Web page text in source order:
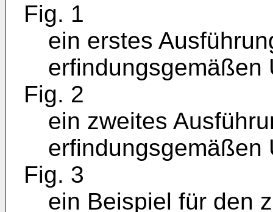
Fig. 1
ein erstes
erfindungsgemäßen
Fig. 2
ein zweites
erfindungsgemäßen
Fig. 3
ein Beispiel für den